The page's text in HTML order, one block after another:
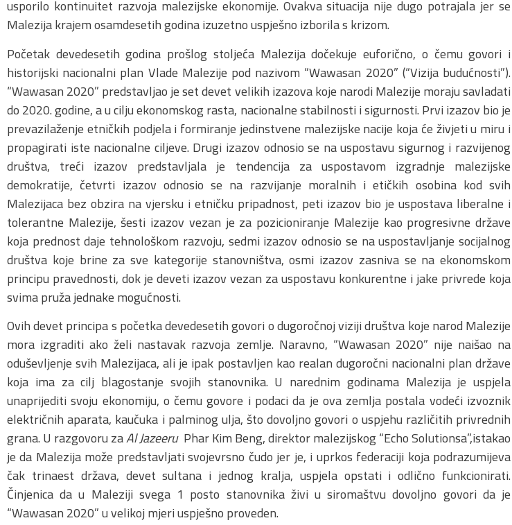
usporilo kontinuitet razvoja malezijske ekonomije. Ovakva situacija nije dugo potrajala jer se
Malezija krajem osamdesetih godina izuzetno uspješno izborila s krizom.
Početak devedesetih godina prošlog stoljeća Malezija dočekuje euforično, o čemu govori i
historijski nacionalni plan Vlade Malezije pod nazivom “Wawasan 2020” (“Vizija budućnosti”).
“Wawasan 2020” predstavljao je set devet velikih izazova koje narodi Malezije moraju savladati
do 2020. godine, a u cilju ekonomskog rasta, nacionalne stabilnosti i sigurnosti. Prvi izazov bio je
prevazilaženje etničkih podjela i formiranje jedinstvene malezijske nacije koja će živjeti u miru i
propagirati iste nacionalne ciljeve. Drugi izazov odnosio se na uspostavu sigurnog i razvijenog
društva, treći izazov predstavljala je tendencija za uspostavom izgradnje malezijske
demokratije, četvrti izazov odnosio se na razvijanje moralnih i etičkih osobina kod svih
Malezijaca bez obzira na vjersku i etničku pripadnost, peti izazov bio je uspostava liberalne i
tolerantne Malezije, šesti izazov vezan je za pozicioniranje Malezije kao progresivne države
koja prednost daje tehnološkom razvoju, sedmi izazov odnosio se na uspostavljanje socijalnog
društva koje brine za sve kategorije stanovništva, osmi izazov zasniva se na ekonomskom
principu pravednosti, dok je deveti izazov vezan za uspostavu konkurentne i jake privrede koja
svima pruža jednake mogućnosti.
Ovih devet principa s početka devedesetih govori o dugoročnoj viziji društva koje narod Malezije
mora izgraditi ako želi nastavak razvoja zemlje. Naravno, “Wawasan 2020” nije naišao na
oduševljenje svih Malezijaca, ali je ipak postavljen kao realan dugoročni nacionalni plan države
koja ima za cilj blagostanje svojih stanovnika. U narednim godinama Malezija je uspjela
unaprijediti svoju ekonomiju, o čemu govore i podaci da je ova zemlja postala vodeći izvoznik
električnih aparata, kaučuka i palminog ulja, što dovoljno govori o uspjehu različitih privrednih
grana. U razgovoru zaAl Jazeeru Phar Kim Beng, direktor malezijskog “Echo Solutionsa”,istakao
je da Malezija može predstavljati svojevrsno čudo jer je, i uprkos federaciji koja podrazumijeva
čak trinaest država, devet sultana i jednog kralja, uspjela opstati i odlično funkcionirati.
Činjenica da u Maleziji svega 1 posto stanovnika živi u siromaštvu dovoljno govori da je
“Wawasan 2020” u velikoj mjeri uspješno proveden.